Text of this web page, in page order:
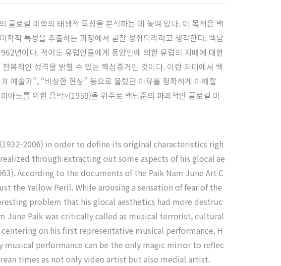
글로컬 미학의 태생적 특성을 분석하는 데 놓여 있다. 이 목적은 백
적 특성을 추출하는 과정에서 곧잘 성취되리라고 생각한다. 백남
년이다. 적어도 유럽인들에게 동양인에 의한 유럽의 지배에 대한
복적인 성격을 밝힐 수 있는 핵심증거인 것이다. 이런 의미에서 백
예술가”, “비상한 현상” 등으로 불렀던 이유를 정확하게 이해할
아노를 위한 음악>(1959)을 위주로 백남준의 파괴적인 글로컬 미
2006) in order to define its original characteristics righ
through extracting out some aspects of his glocal ae
According to the documents of the Paik Nam June Art C
the Yellow Peril. While arousing a sensation of fear of the
problem that his glocal aesthetics had more destruc
June Paik was critically called as musical terrorist, cultural
on his first representative musical performance, H
musical performance can be the only magic mirror to reflec
times as not only video artist but also medial artist.